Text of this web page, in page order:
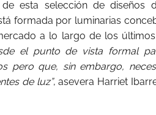
de esta selección de diseños
formada por luminarias
a lo largo de los últimos
el punto de vista formal
pero que, sin embargo,
de luz”, asevera Harriet